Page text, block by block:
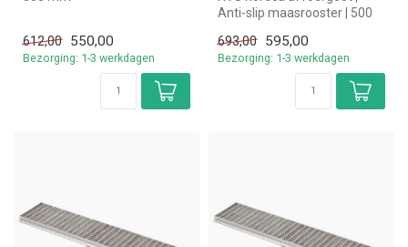
612,00 550,00
Bezorging: 1-3 werkdagen
Anti-slip maasrooster | 500
693,00
595,00
Bezorging: 1-3 werkdagen